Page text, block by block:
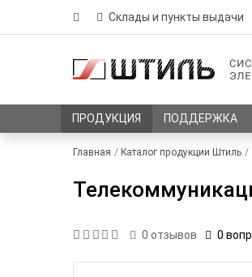
Склады и пункты выдачи
ПРОДУКЦИЯ ПОДДЕРЖКА
Главная Каталог продукции Штиль
0 отзывов 0